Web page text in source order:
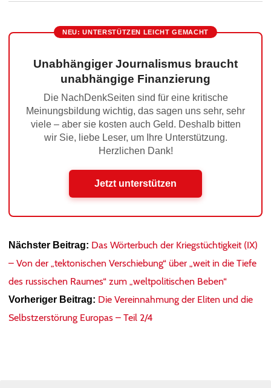
NEU: UNTERSTÜTZEN LEICHT GEMACHT
Unabhängiger Journalismus braucht
unabhängige Finanzierung
Die NachDenkSeiten sind für eine kritische
Meinungsbildung wichtig, das sagen uns sehr, sehr
viele – aber sie kosten auch Geld. Deshalb bitten
wir Sie, liebe Leser, um Ihre Unterstützung.
Herzlichen Dank!
Jetzt unterstützen
Nächster Beitrag: Das Wörterbuch der Kriegstüchtigkeit (IX)
– Von der „tektonischen Verschiebung“ über „weit in die Tiefe
des russischen Raumes“ zum „weltpolitischen Beben“
Vorheriger Beitrag: Die Vereinnahmung der Eliten und die
Selbstzerstörung Europas – Teil 2/4